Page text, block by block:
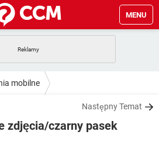
MENU
WHATSAPP
FACEBOOK
TIKTOK
TIKTOK
mobilne
Następny Temat
zdjęcia/czarny pasek